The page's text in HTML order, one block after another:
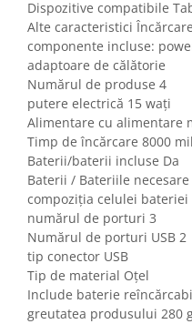
Aparate cosmetice
Articole Sanatate si Wellness
Consumabile sanitare
Cosmetice si produse ingrijire
personala
Igiena dentara
Jucarii, Copii & Bebe
Camera copilului
Hrana bebelusi
Igiena si ingrijire
Jucarii si Jocuri
Maternitate
Petshop
Dispozitive compatibile
Alte caracteristici
componente incluse:
adaptoare de călătorie
Numărul de produse 4
putere electrică 15 wați
Alimentare cu alimentare
Timp de încărcare ‎8000
Baterii/baterii incluse Da
Baterii / Bateriile necesare
compoziția celulei bateriei
numărul de porturi 3
Numărul de porturi USB 2
tip conector USB
Tip de material Oțel
Include baterie
greutatea produsului 280